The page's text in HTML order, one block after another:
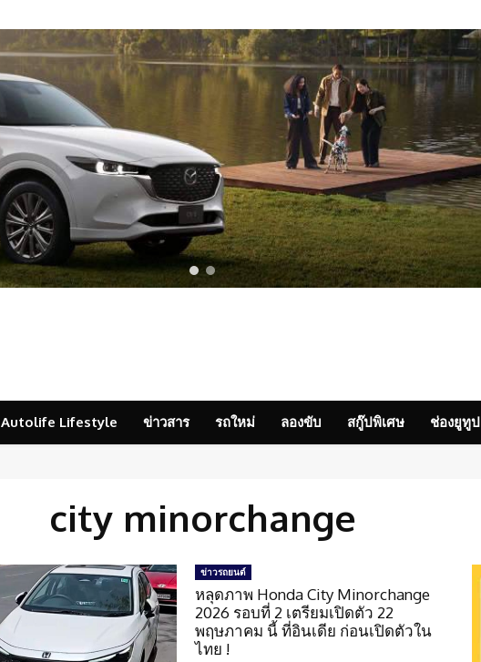
Autolife Lifestyle ข่าวสาร รถใหม่ ลองขับ สกู๊ปพิเศษ ช่องยูทูป
city minorchange
ข่าวรถยนต์
หลุดภาพ Honda City Minorchange
2026 รอบที่ 2 เตรียมเปิดตัว 22
พฤษภาคม นี้ ที่อินเดีย ก่อนเปิดตัวใน
ไทย !